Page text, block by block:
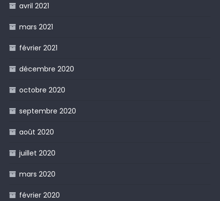
avril 2021
mars 2021
février 2021
décembre 2020
octobre 2020
septembre 2020
août 2020
juillet 2020
mars 2020
février 2020